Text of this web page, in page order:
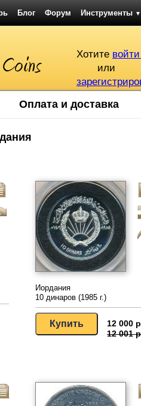
Блог Форум Инструменты ▼
Хотите
или
Оплата и доставка
Иордания
10 динаров (1985 г.)
12 000
12 001